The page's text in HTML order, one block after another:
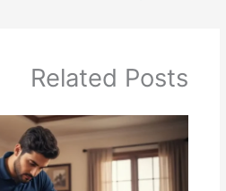
Related Posts